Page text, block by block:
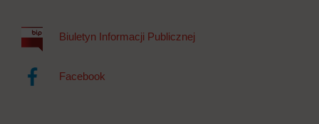
Biuletyn Informacji Publicznej
Facebook